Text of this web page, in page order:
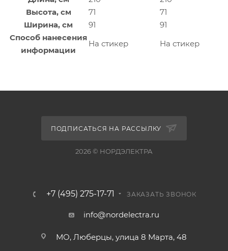
Высота, см
71
71
Ширина, см
91
91
Способ нанесения
информации
На стикер На стикер
ПОДПИСАТЬСЯ НА РАССЫЛКУ
2026 © НОРДЭЛЕКТРА
+7 (495) 275-17-71 ЗАКАЗАТЬ ЗВОНОК
info@nordelectra.ru
МО, Люберцы, улица 8 Марта, 48